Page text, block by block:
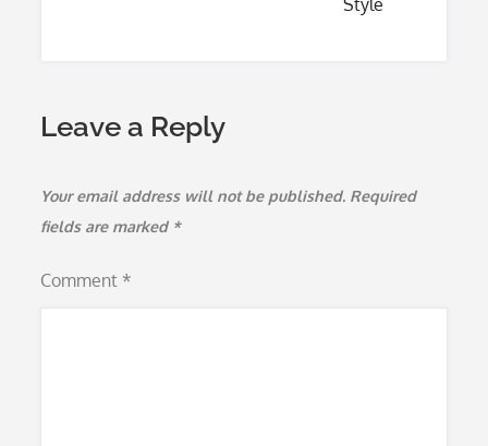
Style
Leave a Reply
Your email address will not be published. Required
fields are marked *
Comment *